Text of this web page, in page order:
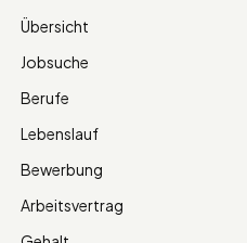
Übersicht
Jobsuche
Berufe
Lebenslauf
Bewerbung
Arbeitsvertrag